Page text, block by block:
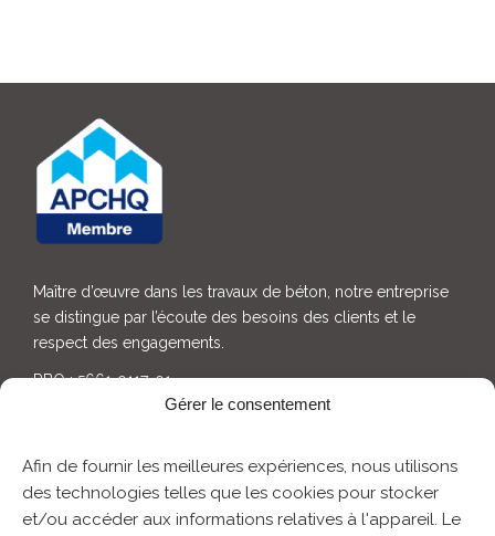
Gérer le consentement
Afin de fournir les meilleures expériences, nous utilisons
des technologies telles que les cookies pour stocker
et/ou accéder aux informations relatives à l'appareil. Le
Maître d’œuvre dans les travaux de béton, notre entreprise
se distingue par l’écoute des besoins des clients et le
respect des engagements.
RBQ : 5661-9117-01
RBQ : 5597-9629-01
À PROPOS
EMPLOIS